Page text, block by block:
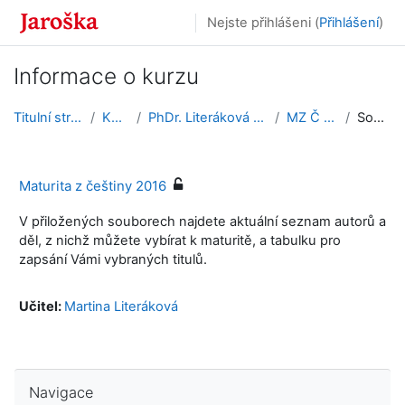
Přejít k hlavnímu obsahu
Nejste přihlášeni (Přihlášení)
Informace o kurzu
Titulní stránka Kurzy PhDr. Literáková Martina MZ Č 2016 Souhrn
Maturita z češtiny 2016
V přiložených souborech najdete aktuální seznam autorů a
děl, z nichž můžete vybírat k maturitě, a tabulku pro
zapsání Vámi vybraných titulů.
Učitel: Martina Literáková
Navigace